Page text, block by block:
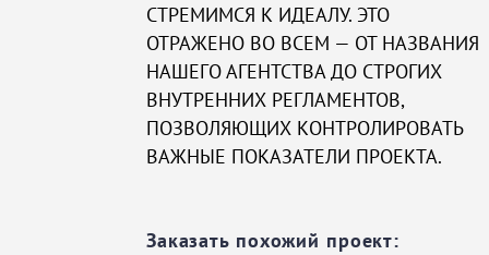
СТРЕМИМСЯ К ИДЕАЛУ. ЭТО
ОТРАЖЕНО ВО ВСЕМ — ОТ НАЗВАНИЯ
НАШЕГО АГЕНТСТВА ДО СТРОГИХ
ВНУТРЕННИХ РЕГЛАМЕНТОВ,
ПОЗВОЛЯЮЩИХ КОНТРОЛИРОВАТЬ
ВАЖНЫЕ ПОКАЗАТЕЛИ ПРОЕКТА.
Заказать похожий проект: